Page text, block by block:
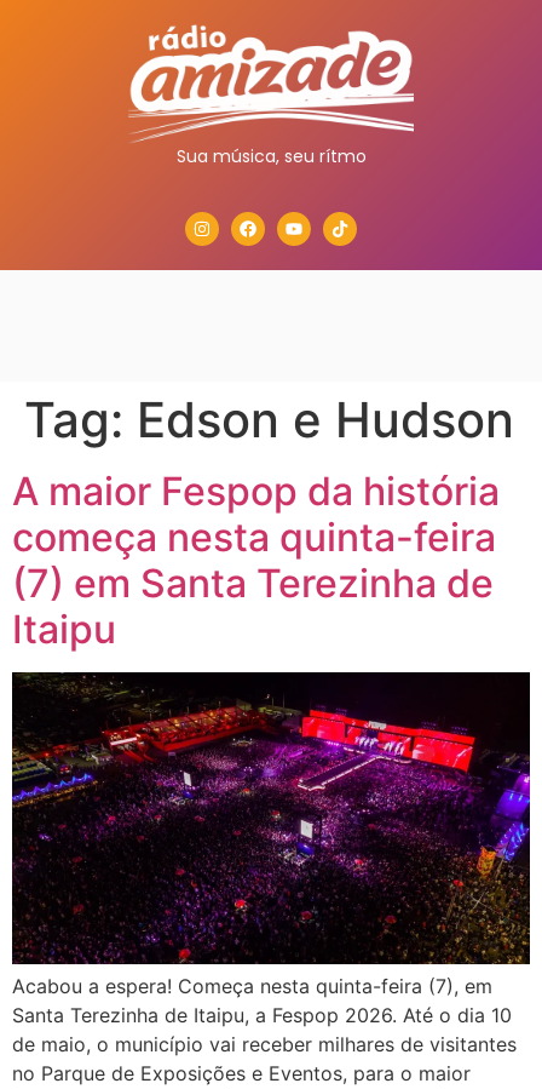
Sua música, seu rítmo
Tag: Edson e Hudson
A maior Fespop da história
começa nesta quinta-feira
(7) em Santa Terezinha de
Itaipu
Acabou a espera! Começa nesta quinta-feira (7), em
Santa Terezinha de Itaipu, a Fespop 2026. Até o dia 10
de maio, o município vai receber milhares de visitantes
no Parque de Exposições e Eventos, para o maior